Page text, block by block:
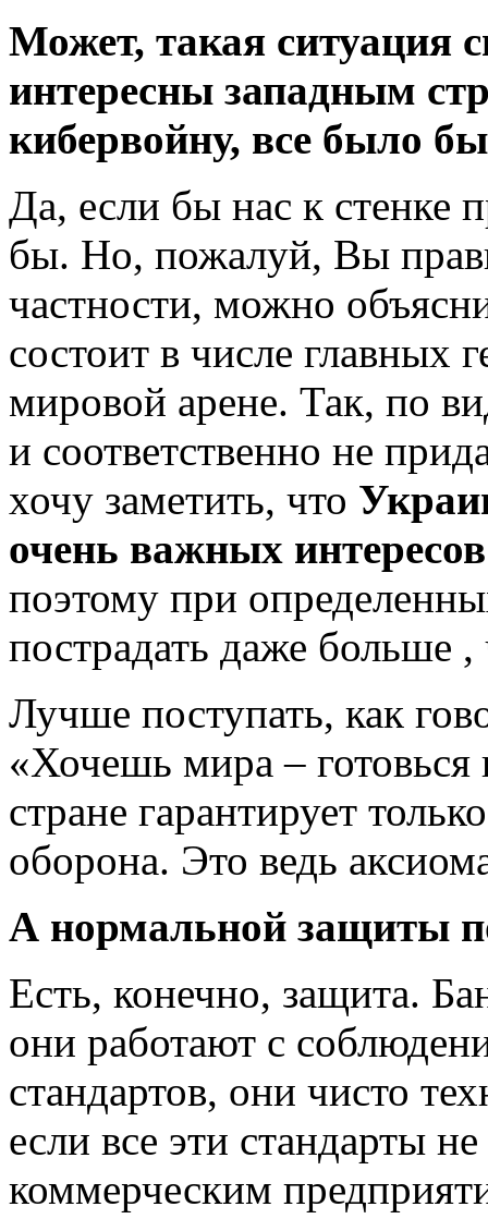
Может, такая ситуация
интересны западным
кибервойну, все было
Да, если бы нас к стенке
бы. Но, пожалуй, Вы
частности, можно
состоит в числе главных
мировой арене. Так, по
и соответственно не
хочу заметить, что
очень важных
поэтому при
пострадать даже больше
Лучше поступать, как
«Хочешь мира – готовься
стране гарантирует
оборона. Это ведь
А нормальной защиты
Есть, конечно, защита.
они работают с
стандартов, они чисто
если все эти стандарты
коммерческим